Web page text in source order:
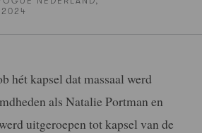
2024
hét kapsel dat massaal werd
als Natalie Portman en
uitgeroepen tot kapsel van de